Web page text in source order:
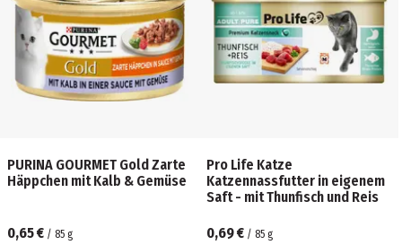
PURINA GOURMET Gold Zarte
Häppchen mit Kalb & Gemüse
0,65 € / 85 g
Pro Life Katze
Katzennassfutter in eigenem
Saft - mit Thunfisch und Reis
0,69 € / 85 g